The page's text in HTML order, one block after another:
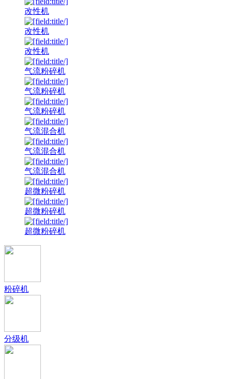
改性机
改性机
改性机
气流粉碎机
气流粉碎机
气流粉碎机
气流混合机
气流混合机
气流混合机
超微粉碎机
超微粉碎机
超微粉碎机
粉碎机
分级机